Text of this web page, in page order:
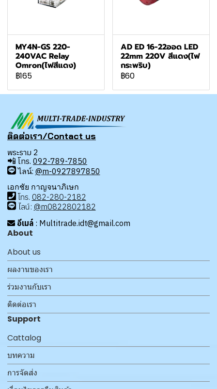
MY4N-GS 220-
240VAC Relay
Omron(ไฟสีแดง)
฿165
AD ED 16-22ออด LED
22mm 220V สีแดง(ไฟ
กระพริบ)
฿60
ติดต่อเรา/Contact us
พระราม 2
📲 โทร. 092-789-7850
ไลน์: @m-0927897850
เอกชัย กาญจนาภิเษก
โทร. 082-280-2182
ไลน์: @m0822802182
อีเมล์ : Multitrade.idt@gmail.com
About
About us
ผลงานของเรา
ร่วมงานกับเรา
ติดต่อเรา
Support
Cattalog
บทความ
การจัดส่ง